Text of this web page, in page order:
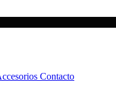
Contacto